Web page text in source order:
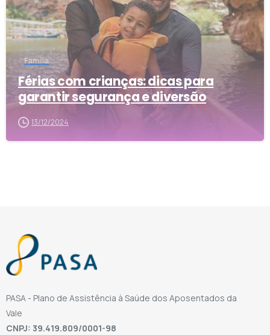
Família
Férias com crianças: dicas para
garantir segurança e diversão
13/12/2024
PASA - Plano de Assistência à Saúde dos Aposentados da
Vale
CNPJ: 39.419.809/0001-98